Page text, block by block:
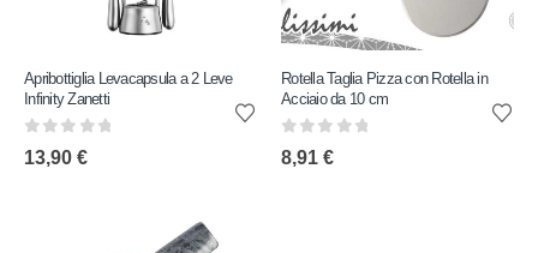
Apribottiglia Levacapsula a 2 Leve
Infinity Zanetti
0 out of 5
13,90 €
Rotella Taglia Pizza con Rotella in
Acciaio da 10 cm
0 out of 5
8,91 €